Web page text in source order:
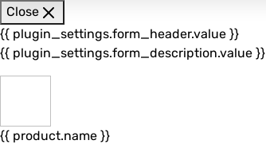
Close
{{ plugin_settings.form_header.value }}
{{ plugin_settings.form_description.value }}
{{ product.name }}